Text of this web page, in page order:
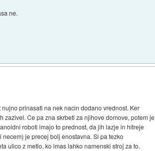
ne.
prinasati na nek nacin dodano vrednost. Ker
zazivel. Ce pa zna skrbeti za njihove domove, potem je
roboti imajo to prednost, da jih lazje in hitreje
je precej bolj enostavna. Si pa tezko
ulico z metlo, ko imas lahko namenski stroj za to.